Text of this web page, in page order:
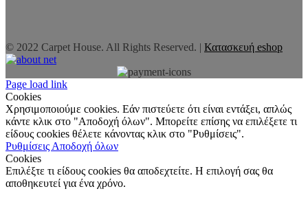
© 2022 Carpet House. All Rights Reserved. | Κατασκευή eshop
Page load link
Cookies
Χρησιμοποιούμε cookies. Εάν πιστεύετε ότι είναι εντάξει, απλώς
κάντε κλικ στο "Αποδοχή όλων". Μπορείτε επίσης να επιλέξετε τι
είδους cookies θέλετε κάνοντας κλικ στο "Ρυθμίσεις".
Ρυθμίσεις Αποδοχή όλων
Cookies
Επιλέξτε τι είδους cookies θα αποδεχτείτε. Η επιλογή σας θα
αποθηκευτεί για ένα χρόνο.